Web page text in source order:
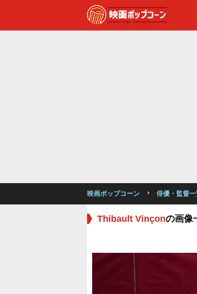
映画ポップコーン 俳優・監督
Thibault Vinçonの画像